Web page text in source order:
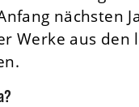
nächsten
Werke aus den